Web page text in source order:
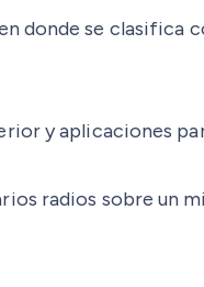
donde se clasifica
y aplicaciones
radios sobre un